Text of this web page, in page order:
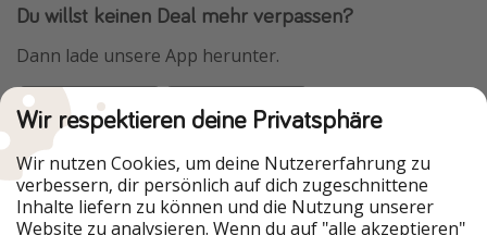
Du willst keinen Deal mehr verpassen?
Dann lade unsere App herunter.
Urlaubspiraten ist Teil der HolidayPirates Group
Unsere Märkte
Wir respektieren deine Privatsphäre
Wir nutzen Cookies, um deine Nutzererfahrung zu
verbessern, dir persönlich auf dich zugeschnittene
Inhalte liefern zu können und die Nutzung unserer
Website zu analysieren. Wenn du auf "alle akzeptieren"